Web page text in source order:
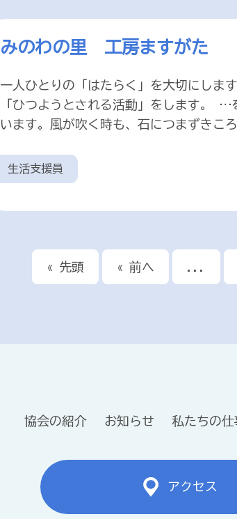
みのわの里 工房ますがた
一人ひとりの「はたらく」を大切にしま
「ひつようとされる活動」をします。
います。風が吹く時も、石につまずきこ
生活支援員
« 先頭 « 前へ ...
協会の紹介 お知らせ 私たちの
アクセス